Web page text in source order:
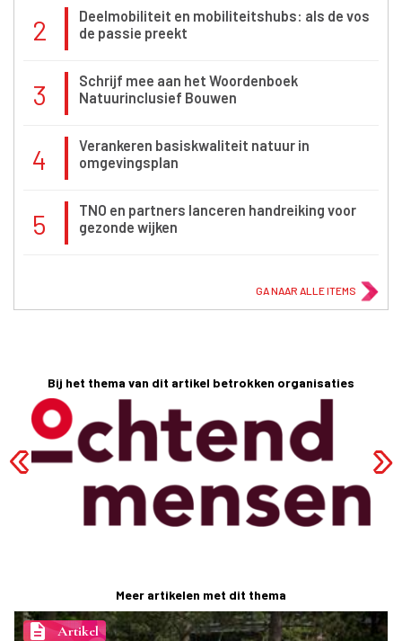
2
Deelmobiliteit en mobiliteitshubs: als de vos
de passie preekt
3
Schrijf mee aan het Woordenboek
Natuurinclusief Bouwen
4
Verankeren basiskwaliteit natuur in
omgevingsplan
5
TNO en partners lanceren handreiking voor
gezonde wijken
GA NAAR ALLE ITEMS
Bij het thema van dit artikel betrokken organisaties
Meer artikelen met dit thema
description Artikel